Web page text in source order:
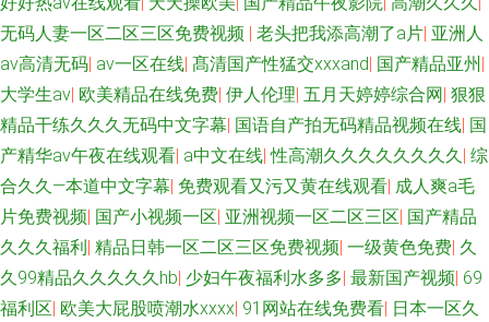
无码人妻一区二区三区免费视频 | 老头把我添高潮了a片| 亚洲人
av高清无码| av一区在线| 髙清国产性猛交xxxand| 国产精品亚州 |
大学生av| 欧美精品在线免费| 伊人伦理| 五月天婷婷综合网| 狠狠
精品干练久久久无码中文字幕| 国语自产拍无码精品视频在线| 国
产精华av午夜在线观看| a中文在线|性高潮久久久久久久久久| 综
合久久—本道中文字幕| 免费观看又污又黄在线观看| 成人爽a毛
片免费视频| 国产小视频一区| 亚洲视频一区二区三区| 国产精品
久久久福利| 精品日韩一区二区三区免费视频| 一级黄色免费| 久
久99精品久久久久久hb| 少妇午夜福利水多多| 最新国产视频| 69
福利区| 欧美大屁股喷潮水xxxx| 91网站在线免费看| 日本一区久